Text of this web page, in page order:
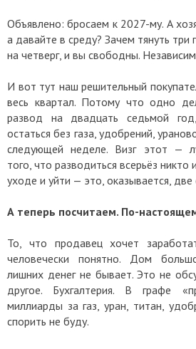
Объявлено: бросаем к 2027-му. А
а давайте в среду? Зачем тянуть
на четверг, и вы свободны.
И вот тут наш решительный
весь квартал. Потому что одно
развод на двадцать седьмой
остаться без газа, удобрений,
следующей неделе. Визг этот —
того, что разводиться всерьёз
уходе и уйти — это, оказывается,
А теперь посчитаем. По-
То, что продавец хочет
человечески понятно. Дом
лишних денег не бывает. Это не
другое. Бухгалтерия. В графе
миллиарды за газ, уран, титан,
спорить не буду.